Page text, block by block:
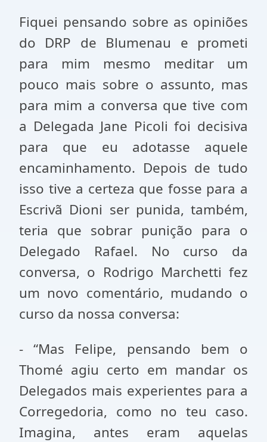
Fiquei pensando sobre as opiniões
do DRP de Blumenau e prometi
para mim mesmo meditar um
pouco mais sobre o assunto, mas
para mim a conversa que tive com
a Delegada Jane Picoli foi decisiva
para que eu adotasse aquele
encaminhamento. Depois de tudo
isso tive a certeza que fosse para a
Escrivã Dioni ser punida, também,
teria que sobrar punição para o
Delegado Rafael. No curso da
conversa, o Rodrigo Marchetti fez
um novo comentário, mudando o
curso da nossa conversa:
- “Mas Felipe, pensando bem o
Thomé agiu certo em mandar os
Delegados mais experientes para a
Corregedoria, como no teu caso.
Imagina, antes eram aquelas